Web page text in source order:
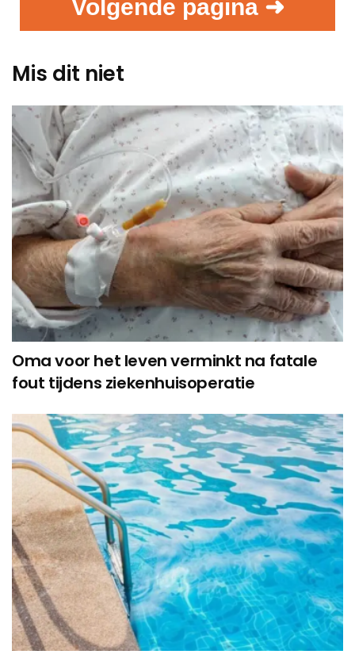
Volgende pagina ➜
Mis dit niet
Oma voor het leven verminkt na fatale
fout tijdens ziekenhuisoperatie